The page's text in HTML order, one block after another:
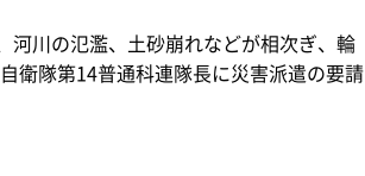
川の氾濫、土砂崩れなどが相次ぎ、輪
衛隊第14普通科連隊長に災害派遣の要請